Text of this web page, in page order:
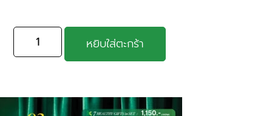
หยิบใส่ตะกร้า